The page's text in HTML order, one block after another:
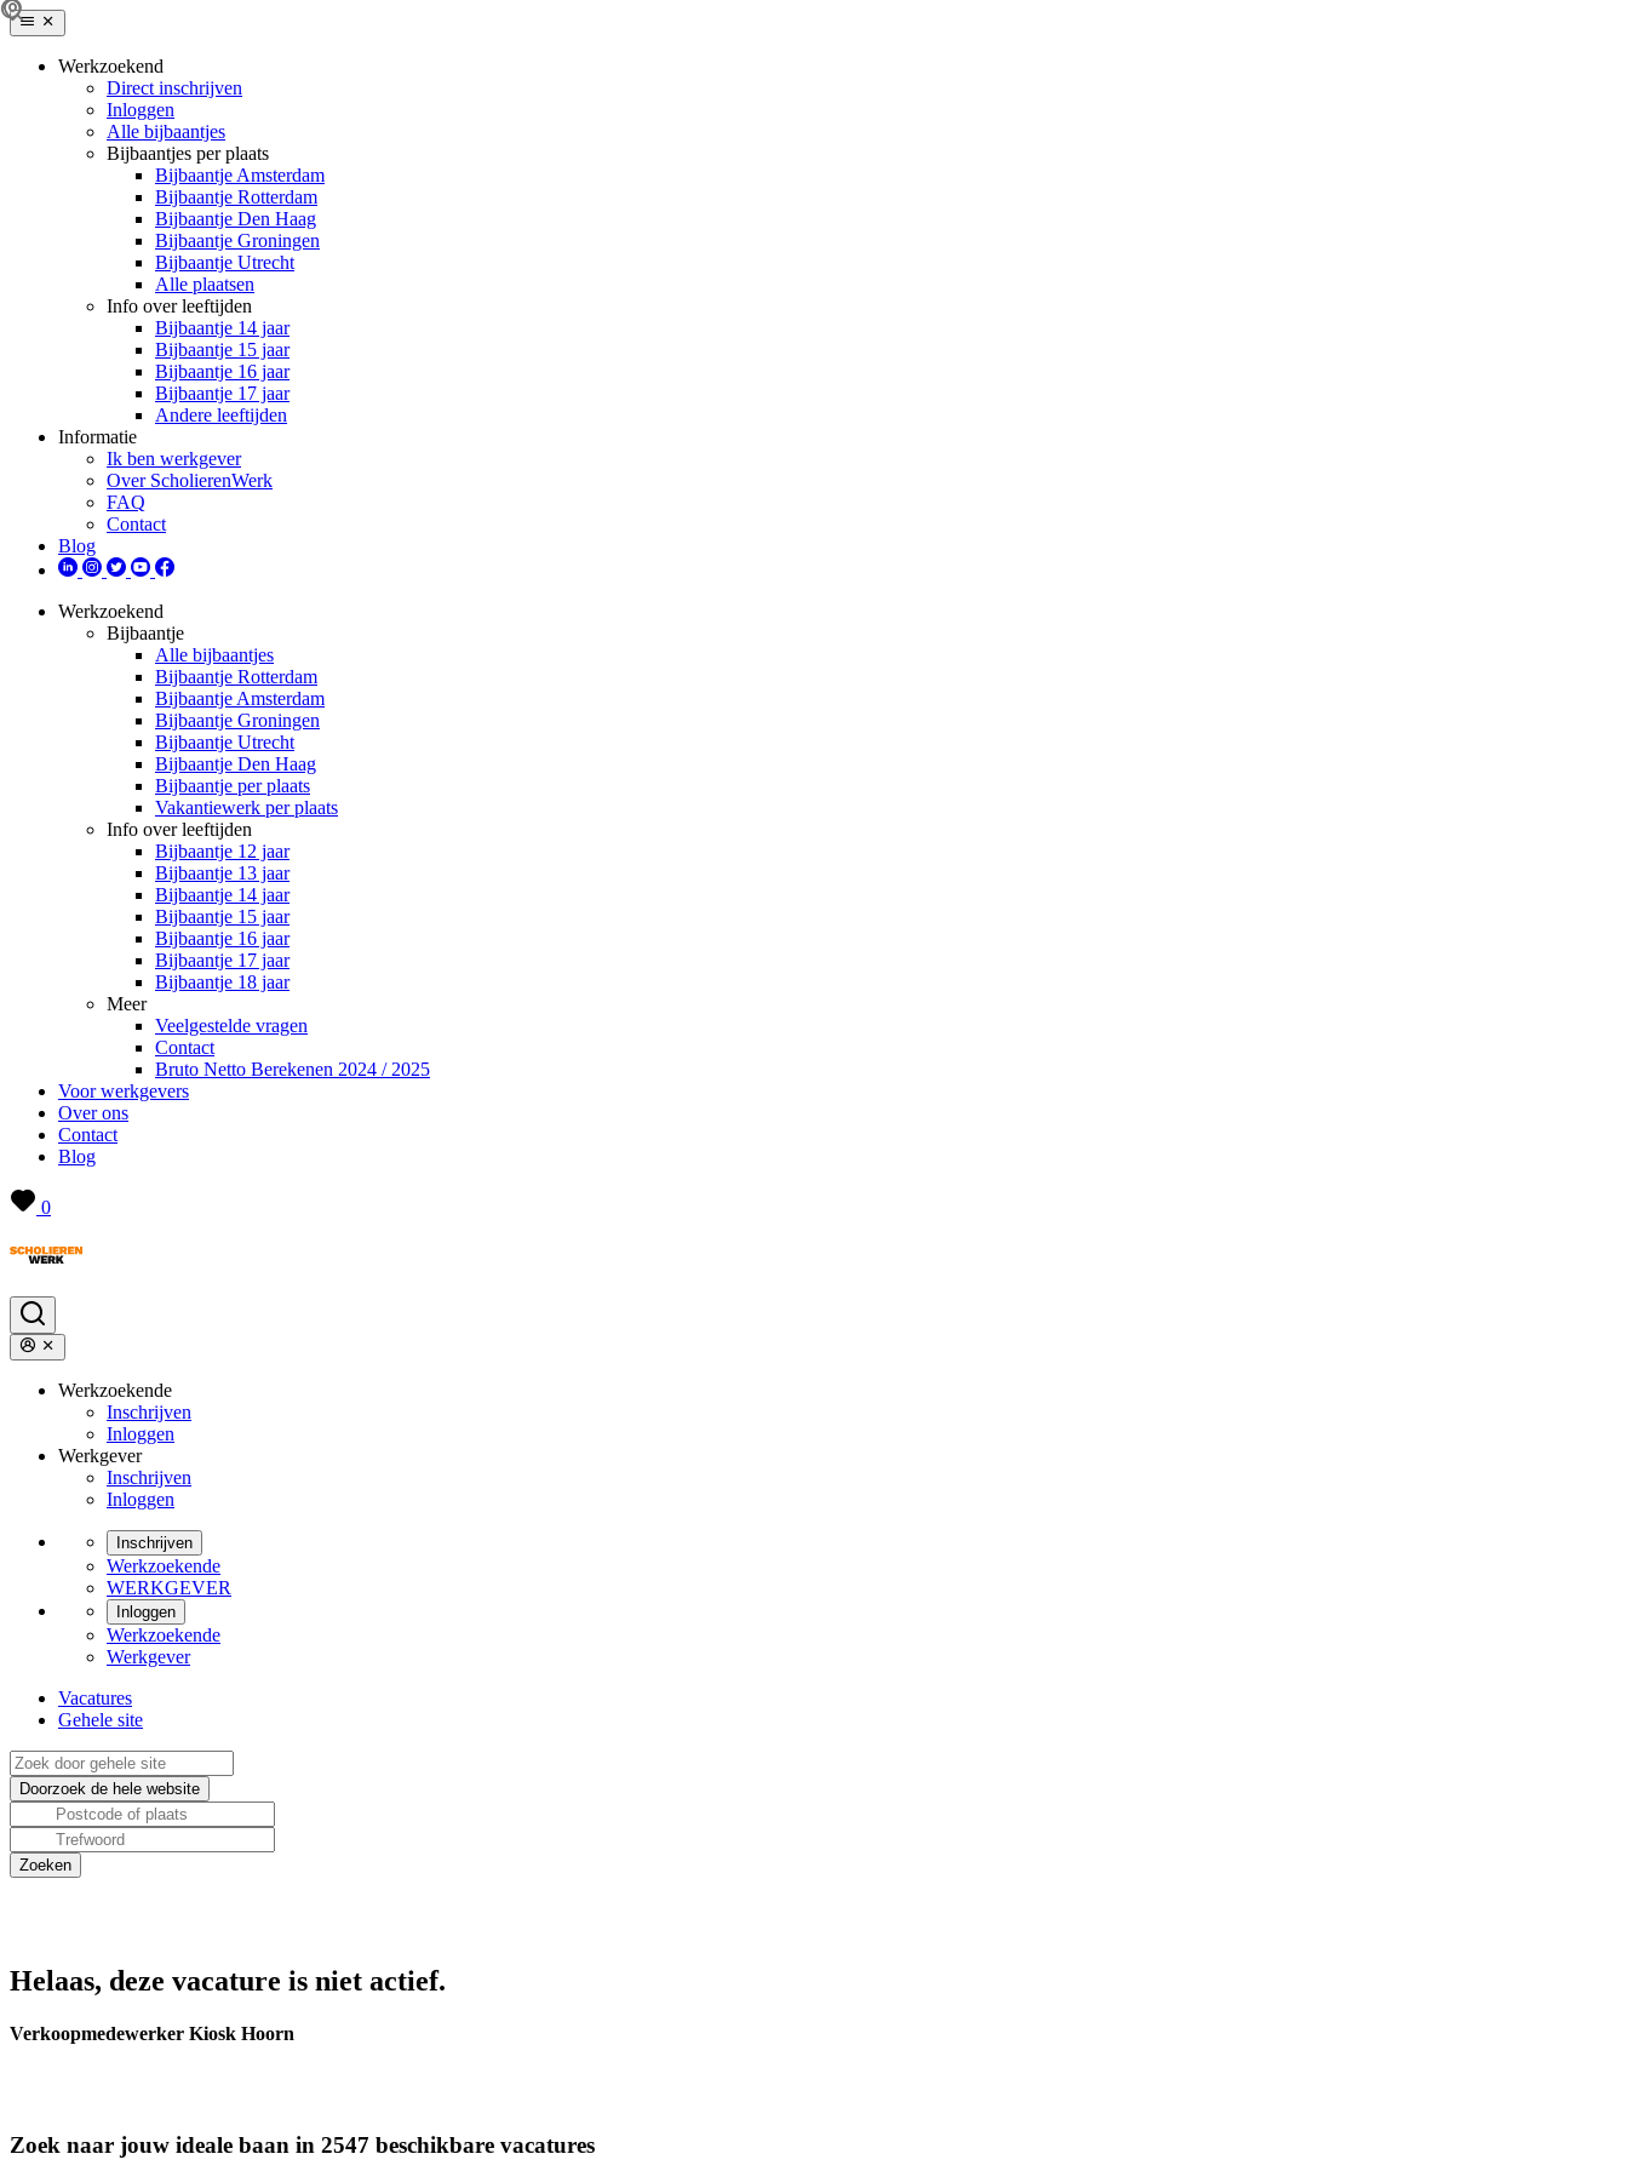
Werkzoekend
Direct inschrijven
Inloggen
Alle bijbaantjes
Bijbaantjes per plaats
Bijbaantje Amsterdam
Bijbaantje Rotterdam
Bijbaantje Den Haag
Bijbaantje Groningen
Bijbaantje Utrecht
Alle plaatsen
Info over leeftijden
Bijbaantje 14 jaar
Bijbaantje 15 jaar
Bijbaantje 16 jaar
Bijbaantje 17 jaar
Andere leeftijden
Informatie
Ik ben werkgever
Over ScholierenWerk
FAQ
Contact
Blog
Werkzoekend
Bijbaantje
Alle bijbaantjes
Bijbaantje Rotterdam
Bijbaantje Amsterdam
Bijbaantje Groningen
Bijbaantje Utrecht
Bijbaantje Den Haag
Bijbaantje per plaats
Vakantiewerk per plaats
Info over leeftijden
Bijbaantje 12 jaar
Bijbaantje 13 jaar
Bijbaantje 14 jaar
Bijbaantje 15 jaar
Bijbaantje 16 jaar
Bijbaantje 17 jaar
Bijbaantje 18 jaar
Meer
Veelgestelde vragen
Contact
Bruto Netto Berekenen 2024 / 2025
Voor werkgevers
Over ons
Contact
Blog
0
Werkzoekende
Inschrijven
Inloggen
Werkgever
Inschrijven
Inloggen
Inschrijven
Werkzoekende
WERKGEVER
Inloggen
Werkzoekende
Werkgever
Vacatures
Gehele site
Helaas, deze vacature is niet actief.
Verkoopmedewerker Kiosk Hoorn
Zoek naar jouw ideale baan in 2547 beschikbare vacatures